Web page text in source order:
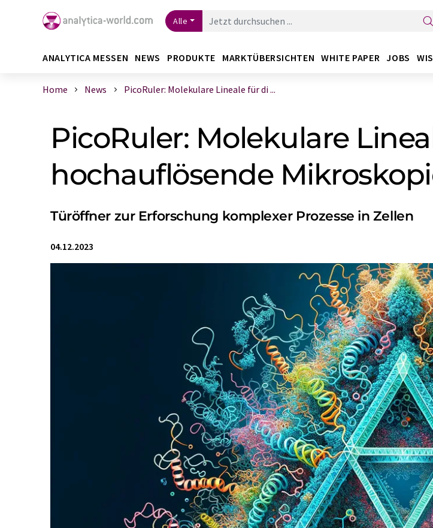
Alle
ANALYTICA MESSEN NEWS PRODUKTE MARKTÜBERSICHTEN WHITE PAPER JOBS
Home News PicoRuler: Molekulare Lineale für di ...
PicoRuler: Molekulare
hochauflösende
Türöffner zur Erforschung komplexer Prozesse in Zellen
04.12.2023